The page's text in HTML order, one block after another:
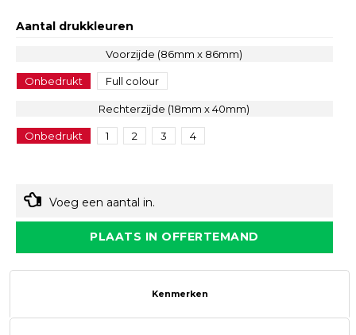
Aantal drukkleuren
Voorzijde (86mm x 86mm)
Onbedrukt Full colour
Rechterzijde (18mm x 40mm)
Onbedrukt 1 2 3 4
Voeg een aantal in.
PLAATS IN OFFERTEMAND
Kenmerken